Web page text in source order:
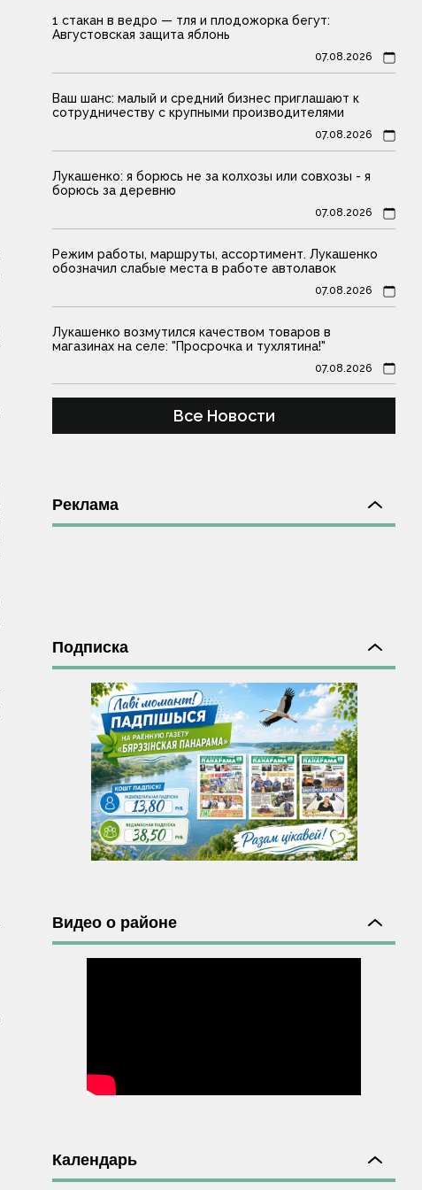
1 стакан в ведро — тля и плодожорка бегут:
Августовская защита яблонь
07.08.2026
Ваш шанс: малый и средний бизнес приглашают к
сотрудничеству с крупными производителями
07.08.2026
Лукашенко: я борюсь не за колхозы или совхозы - я
борюсь за деревню
07.08.2026
Режим работы, маршруты, ассортимент. Лукашенко
обозначил слабые места в работе автолавок
07.08.2026
Лукашенко возмутился качеством товаров в
магазинах на селе: "Просрочка и тухлятина!"
07.08.2026
Все Новости
Реклама
Подписка
Видео о районе
Календарь